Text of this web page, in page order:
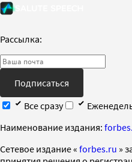
Рассылка:
Подписаться
Все сразу
Наименование издания:
Cетевое издание « forbes.ru »